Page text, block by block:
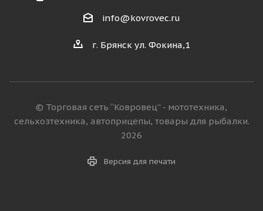
info@kovrovec.ru
г. Брянск ул. Фокина,1
© Торговая сеть “Ковровец” - мототехника,
сельхозтехника, автоприцепы, товары для рыбалки.
2026
Версия для печати